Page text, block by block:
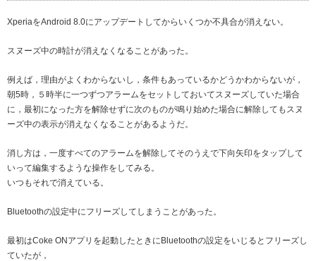
XperiaをAndroid 8.0にアップデートしてからいくつか不具合が消えない。
スヌーズ中の時計が消えなくなることがあった。
例えば，理由がよくわからないし，条件もあっているかどうかわからないが，
朝5時，５時半に一つずつアラームをセットしておいてスヌーズしていた場合
に，最初になった方を解除せずに次のものが鳴り始めた場合に解除してもスヌ
ーズ中の表示が消えなくなることがあるようだ。
消し方は，一度すべてのアラームを解除してそのうえで下向矢印をタップして
いって編集するような操作をしてみる。
いつもそれで消えている。
Bluetoothの設定中にフリーズしてしまうことがあった。
最初はCoke ONアプリを起動したときにBluetoothの設定をいじるとフリーズし
ていたが，